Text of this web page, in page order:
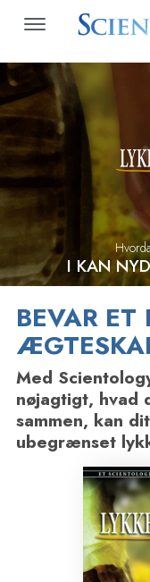
I KAN
BEVAR ET
Med
nøjagtigt, hvad
sammen, kan
ubegrænset